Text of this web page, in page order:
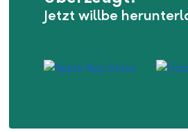
Jetzt willbe